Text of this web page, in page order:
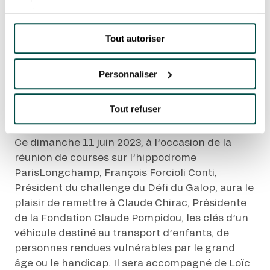
services.
Tout autoriser
Personnaliser
Tout refuser
TOUTES NOS EXPERIENCES
INFORMATIONS PRATIQUES
RESTAURATION
BTOB – ENTREPRISES
DRESS CODE
Don d'un véhicule à la Fondation Claude
Pompidou pour le Défi du Galop
DON D'UN VÉHICULE À
LA FONDATION
CLAUDE POMPIDOU
POUR LE DÉFI DU
GALOP
Ce dimanche 11 juin 2023, à l’occasion de la
réunion de courses sur l’hippodrome
ParisLongchamp, François Forcioli Conti,
Président du challenge du Défi du Galop, aura le
plaisir de remettre à Claude Chirac, Présidente
de la Fondation Claude Pompidou, les clés d’un
véhicule destiné au transport d’enfants, de
personnes rendues vulnérables par le grand
âge ou le handicap. Il sera accompagné de Loïc